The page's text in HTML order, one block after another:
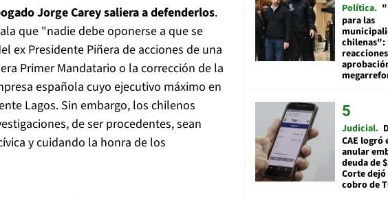
Jorge Carey saliera a defenderlos.
que "nadie debe oponerse a que se
ex Presidente Piñera de acciones de una
Primer Mandatario o la corrección de la
española cuyo ejecutivo máximo en
Lagos. Sin embargo, los chilenos
de ser procedentes, sean
y cuidando la honra de los
Política
para las
chilenas":
Judicial
CAE logró
anular
deuda de
Corte
cobro de